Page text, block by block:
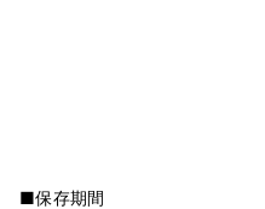
■保存期間